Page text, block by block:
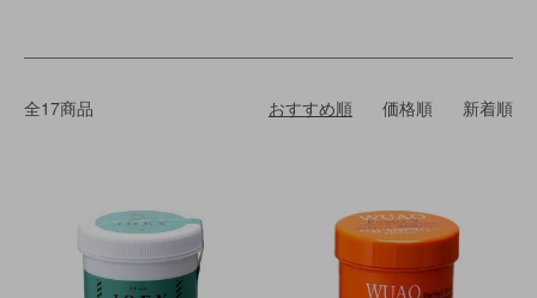
全17商品 おすすめ順 価格順 新着順